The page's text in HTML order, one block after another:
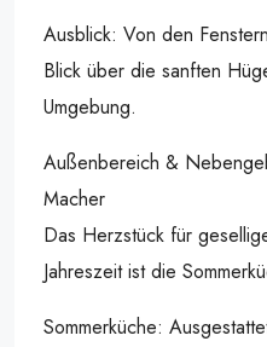
Ausblick: Von den
Blick über die sanften
Umgebung.
Außenbereich &
Macher
Das Herzstück für
Jahreszeit ist die
Sommerküche: